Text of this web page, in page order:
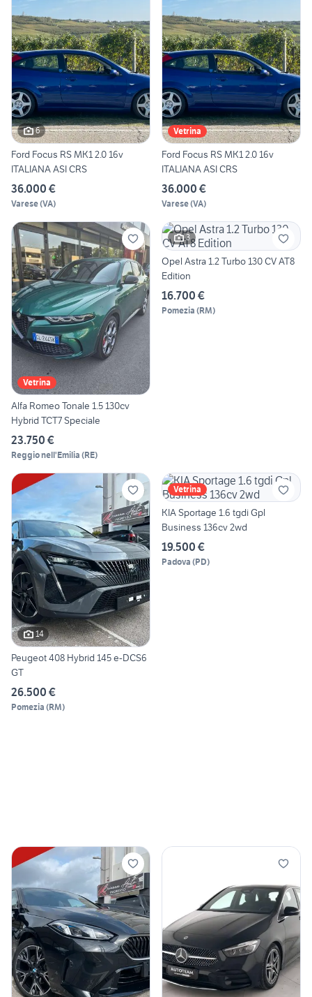
6
Ford Focus RS MK1 2.0 16v
ITALIANA ASI CRS
36.000 €
Varese(VA)
Vetrina
Ford Focus RS MK1 2.0 16v
ITALIANA ASI CRS
36.000 €
Varese(VA)
Vetrina
Alfa Romeo Tonale 1.5 130cv
Hybrid TCT7 Speciale
23.750 €
Reggio nell'Emilia (RE)
3
Opel Astra 1.2 Turbo 130 CV AT8
Edition
16.700 €
Pomezia (RM)
14
Peugeot 408 Hybrid 145 e-DCS6
GT
26.500 €
Pomezia (RM)
Vetrina
KIA Sportage 1.6 tgdi Gpl
Business 136cv 2wd
19.500 €
Padova (PD)